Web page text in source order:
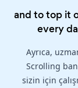
and to top it
every
Ayrıca,
Scrolling
sizin için